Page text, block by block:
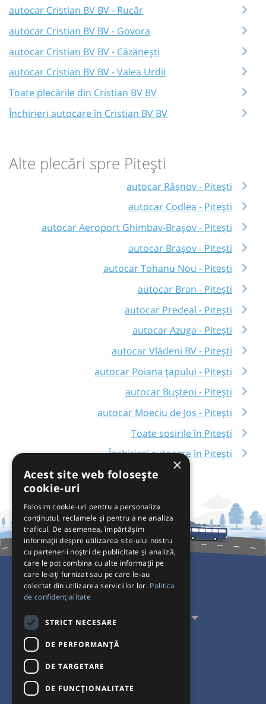
autocar Cristian BV BV - Rucăr
autocar Cristian BV BV - Govora
autocar Cristian BV BV - Căzănești
autocar Cristian BV BV - Valea Urdii
Toate plecările din Cristian BV BV
Închirieri autocare în Cristian BV BV
Alte plecări spre Pitești
autocar Râşnov - Pitești
autocar Codlea - Pitești
autocar Aeroport Ghimbav-Brașov - Pitești
autocar Brașov - Pitești
autocar Tohanu Nou - Pitești
autocar Bran - Pitești
autocar Predeal - Pitești
autocar Azuga - Pitești
autocar Vlădeni BV - Pitești
autocar Poiana țapului - Pitești
autocar Bușteni - Pitești
autocar Moeciu de Jos - Pitești
Toate sosirile în Pitești
Închirieri autocare în Pitești
Pentru Călători
Pentru Transportatori
Interacționăm
Acceptăm plăți cu
×
Acest site web folosește
cookie-uri
Folosim cookie-uri pentru a personaliza
conținutul, reclamele și pentru a ne analiza
traficul. De asemenea, împărtășim
informații despre utilizarea site-ului nostru
cu partenerii noștri de publicitate și analiză,
care le pot combina cu alte informații pe
care le-ați furnizat sau pe care le-au
colectat din utilizarea serviciilor lor. Politica
de confidențialitate
STRICT NECESARE
DE PERFORMANȚĂ
DE TARGETARE
DE FUNCŢIONALITATE